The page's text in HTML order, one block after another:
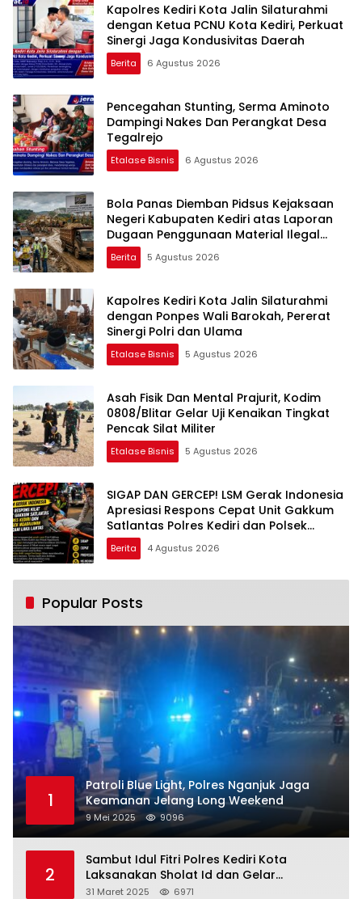
Kapolres Kediri Kota Jalin Silaturahmi
dengan Ketua PCNU Kota Kediri, Perkuat
Sinergi Jaga Kondusivitas Daerah
Berita 6 Agustus 2026
Pencegahan Stunting, Serma Aminoto
Dampingi Nakes Dan Perangkat Desa
Tegalrejo
Etalase Bisnis 6 Agustus 2026
Bola Panas Diemban Pidsus Kejaksaan
Negeri Kabupaten Kediri atas Laporan
Dugaan Penggunaan Material Ilegal
Proyek Tol Kediri Oleh PT. HASTARI JAYA
SENTOSA
Berita 5 Agustus 2026
Kapolres Kediri Kota Jalin Silaturahmi
dengan Ponpes Wali Barokah, Pererat
Sinergi Polri dan Ulama
Etalase Bisnis 5 Agustus 2026
Asah Fisik Dan Mental Prajurit, Kodim
0808/Blitar Gelar Uji Kenaikan Tingkat
Pencak Silat Militer
Etalase Bisnis 5 Agustus 2026
SIGAP DAN GERCEP! LSM Gerak Indonesia
Apresiasi Respons Cepat Unit Gakkum
Satlantas Polres Kediri dan Polsek
Ngadiluwih dalam Penanganan
Kecelakaan Lalu Lintas
Berita 4 Agustus 2026
Popular Posts
1
Patroli Blue Light, Polres Nganjuk Jaga
Keamanan Jelang Long Weekend
9 Mei 2025 9096
2
Sambut Idul Fitri Polres Kediri Kota
Laksanakan Sholat Id dan Gelar
Halalbihalal
31 Maret 2025 6971